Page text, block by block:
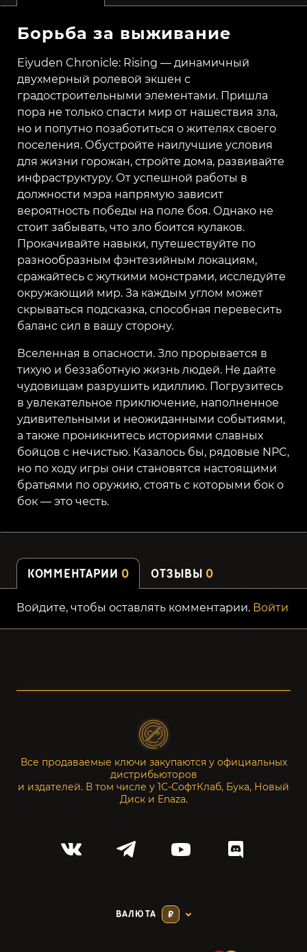
Борьба за выживание
Eiyuden Chronicle: Rising ― динамичный
двухмерный ролевой экшен с
градостроительными элементами. Пришла
пора не только спасти мир от нашествия зла,
но и попутно позаботиться о жителях своего
поселения. Обустройте наилучшие условия
для жизни горожан, стройте дома, развивайте
инфраструктуру. От успешной работы в
должности мэра напрямую зависит
вероятность победы на поле боя. Однако не
стоит забывать, что зло боится кулаков.
Прокачивайте навыки, путешествуйте по
разнообразным фэнтезийным локациям,
сражайтесь с жуткими монстрами, исследуйте
окружающий мир. За каждым углом может
скрываться подсказка, способная перевесить
баланс сил в вашу сторону.
Вселенная в опасности. Зло прорывается в
тихую и беззаботную жизнь людей. Не дайте
чудовищам разрушить идиллию. Погрузитесь
в увлекательное приключение, наполненное
удивительными и неожиданными событиями,
а также проникнитесь историями славных
бойцов с нечистью. Казалось бы, рядовые NPC,
но по ходу игры они становятся настоящими
братьями по оружию, стоять с которыми бок о
бок — это честь.
КОММЕНТАРИИ 0 ОТЗЫВЫ 0
Войдите, чтобы оставлять комментарии. Войти
Все продаваемые ключи закупаются у официальных
дистрибьюторов
и издателей. В том числе у 1С-СофтКлаб, Бука, Новый
Диск и Enaza.
ВАЛЮТА ₽